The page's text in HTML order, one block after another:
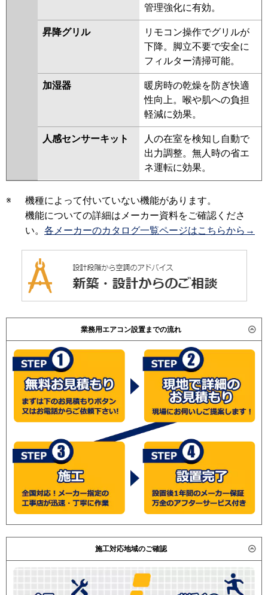
管理強化に有効。
昇降グリル
リモコン操作でグリルが
下降。脚立不要で安全に
フィルター清掃可能。
加湿器
暖房時の乾燥を防ぎ快適
性向上。喉や肌への負担
軽減に効果。
人感センサーキット
人の在室を検知し自動で
出力調整。無人時の省エ
ネ運転に効果。
※
機種によって付いていない機能があります。
機能についての詳細はメーカー資料をご確認くださ
い。 各メーカーのカタログ一覧ページはこちらから→
業務用エアコン設置までの流れ
施工対応地域のご確認